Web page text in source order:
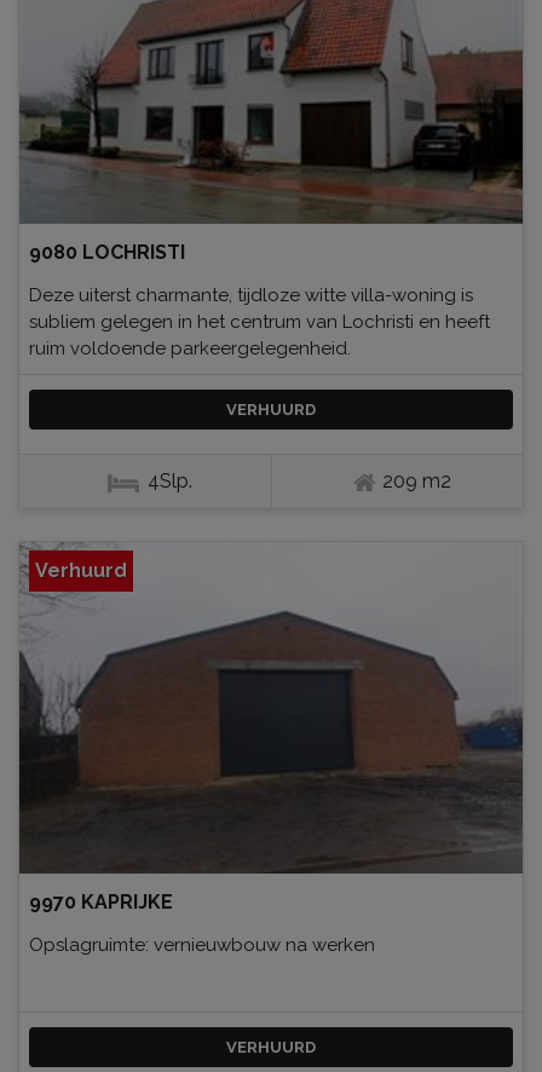
9080 LOCHRISTI
Deze uiterst charmante, tijdloze witte villa-woning is
subliem gelegen in het centrum van Lochristi en heeft
ruim voldoende parkeergelegenheid.
VERHUURD
4Slp. 209 m2
Verhuurd
9970 KAPRIJKE
Opslagruimte: vernieuwbouw na werken
VERHUURD